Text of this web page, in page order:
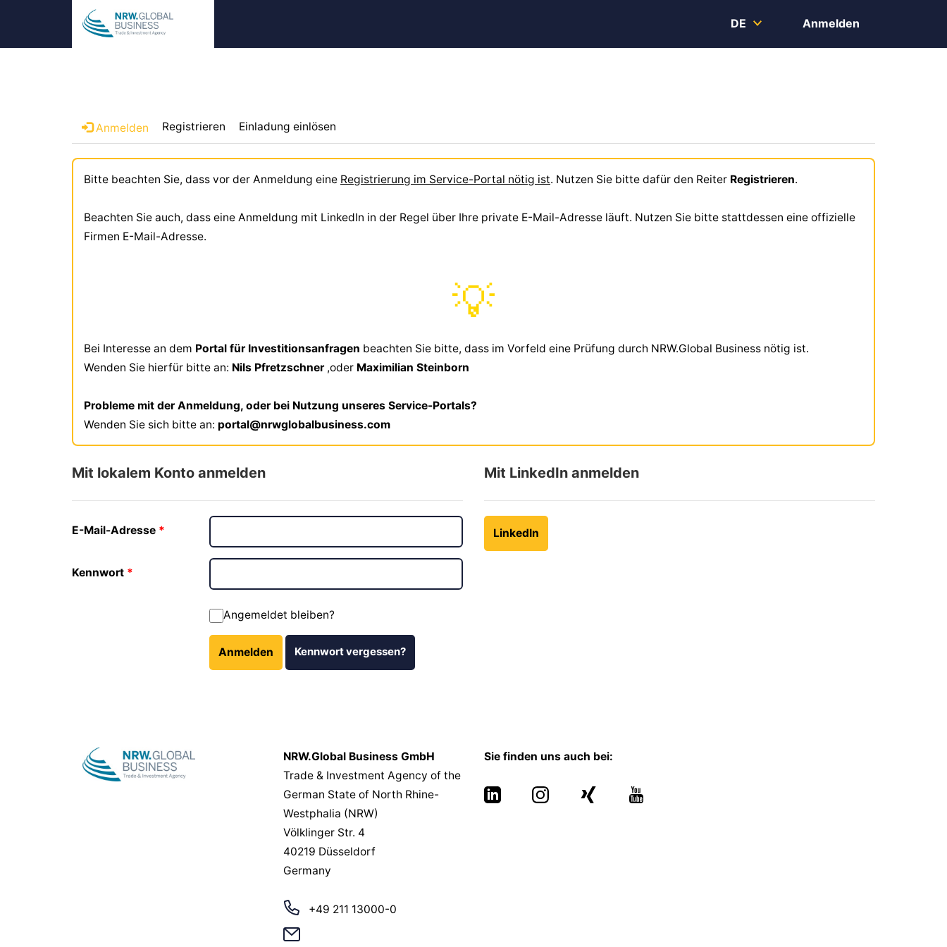
DE Anmelden
Anmelden Registrieren Einladung einlösen
Bitte beachten Sie, dass vor der Anmeldung eine Registrierung im Service-Portal nötig ist. Nutzen Sie bitte dafür den Reiter Registrieren.
Beachten Sie auch, dass eine Anmeldung mit LinkedIn in der Regel über Ihre private E-Mail-Adresse läuft. Nutzen Sie bitte stattdessen eine offizielle
Firmen E-Mail-Adresse.
💡
Bei Interesse an dem Portal für Investitionsanfragen beachten Sie bitte, dass im Vorfeld eine Prüfung durch NRW.Global Business nötig ist.
Wenden Sie hierfür bitte an: Nils Pfretzschner ,oder Maximilian Steinborn
Probleme mit der Anmeldung, oder bei Nutzung unseres Service-Portals?
Wenden Sie sich bitte an: portal@nrwglobalbusiness.com
Mit lokalem Konto anmelden
E-Mail-Adresse
Kennwort
Angemeldet bleiben?
Anmelden Kennwort vergessen?
Mit LinkedIn anmelden
LinkedIn
NRW.Global Business GmbH
Trade & Investment Agency of the
German State of North Rhine-
Westphalia (NRW)
Völklinger Str. 4
40219 Düsseldorf
Germany
+49 211 13000-0
Sie finden uns auch bei: